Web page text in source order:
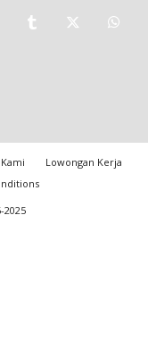
Lowongan Kerja
2025